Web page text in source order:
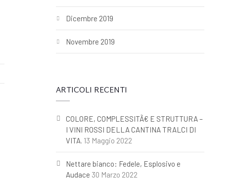
Dicembre 2019
Novembre 2019
ARTICOLI RECENTI
COLORE, COMPLESSITÃ€ E STRUTTURA –
I VINI ROSSI DELLA CANTINA TRALCI DI
VITA. 13 Maggio 2022
Nettare bianco: Fedele, Esplosivo e
Audace 30 Marzo 2022